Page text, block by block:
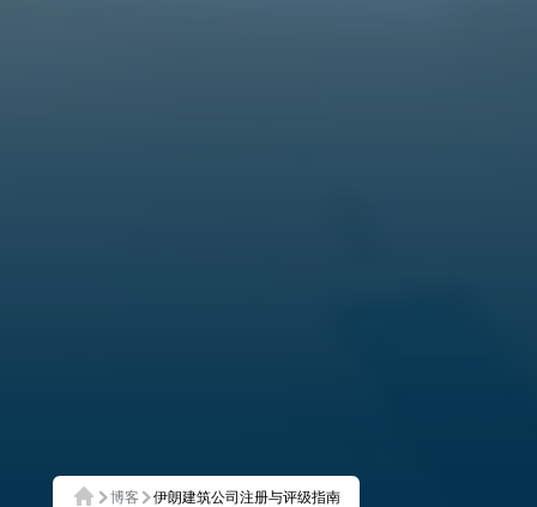
博客 伊朗建筑公司注册与评级指南